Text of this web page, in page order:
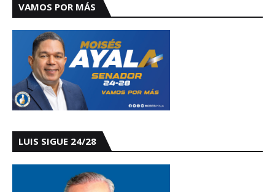
VAMOS POR MÁS
LUIS SIGUE 24/28